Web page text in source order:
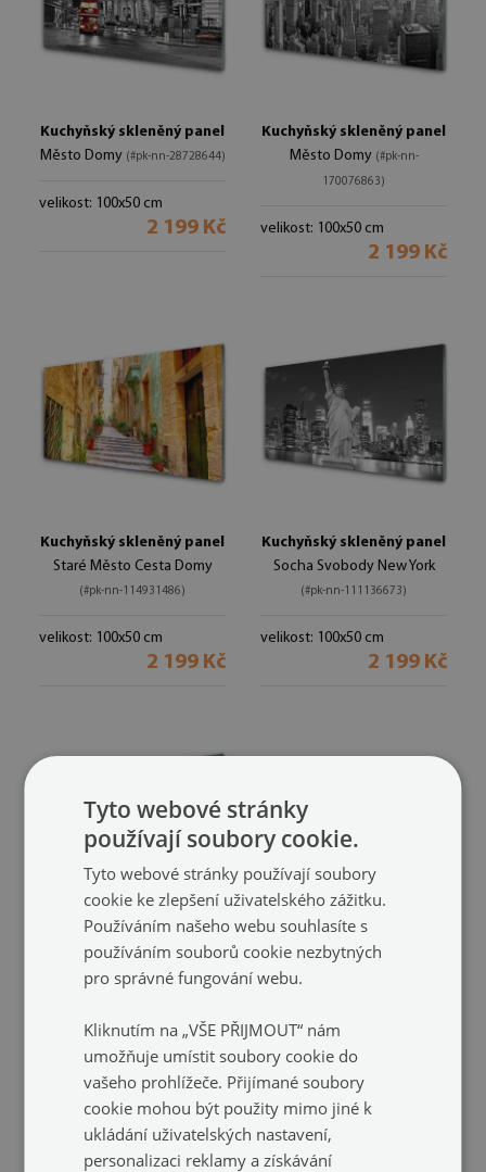
Kuchyňský skleněný panel
Město Domy (#pk-nn-28728644)
velikost: 100x50 cm
2 199 Kč
Kuchyňský skleněný panel
Město Domy (#pk-nn-
170076863)
velikost: 100x50 cm
2 199 Kč
Kuchyňský skleněný panel
Staré Město Cesta Domy
(#pk-nn-114931486)
velikost: 100x50 cm
2 199 Kč
Kuchyňský skleněný panel
Socha Svobody New York
(#pk-nn-111136673)
velikost: 100x50 cm
2 199 Kč
Kuchyňský skleněný panel
Maják Příroda(#pk-nn-
velikost: 100x50 cm
2 199 Kč
Skleněný panel
Žena muž
velikost: 100x50 cm
Tyto webové stránky
používají soubory cookie.
Tyto webové stránky používají soubory
cookie ke zlepšení uživatelského zážitku.
Používáním našeho webu souhlasíte s
používáním souborů cookie nezbytných
pro správné fungování webu.
Kliknutím na „VŠE PŘIJMOUT“ nám
umožňuje umístit soubory cookie do
vašeho prohlížeče. Přijímané soubory
cookie mohou být použity mimo jiné k
ukládání uživatelských nastavení,
personalizaci reklamy a získávání